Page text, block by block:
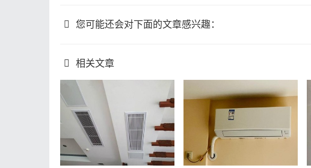
您可能还会对下面的文章感兴趣：
相关文章